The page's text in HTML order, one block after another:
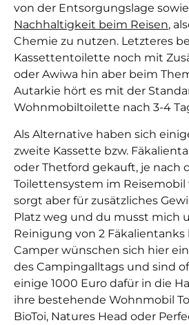
von der Entsorgungslage
Nachhaltigkeit beim Reisen,
Chemie zu nutzen. Letzteres
Kassettentoilette noch mit
oder Awiwa hin aber beim
Autarkie hört es mit der
Wohnmobiltoilette nach 3-4
Als Alternative haben sich
zweite Kassette bzw.
oder Thetford gekauft, je nach
Toilettensystem im Reisemobil
sorgt aber für zusätzliches
Platz weg und du musst mich
Reinigung von 2
Camper wünschen sich hier
des Campingalltags und sind
einige 1000 Euro dafür in die
ihre bestehende Wohnmobil
BioToi, Natures Head oder